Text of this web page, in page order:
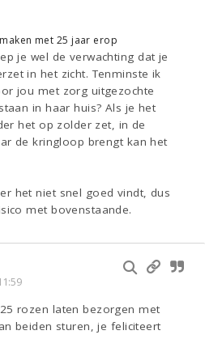
met 25 jaar erop
je wel de verwachting dat je
in het zicht. Tenminste ik
jou met zorg uitgezochte
in haar huis? Als je het
het op zolder zet, in de
de kringloop brengt kan het
het niet snel goed vindt, dus
met bovenstaande.
rozen laten bezorgen met
beiden sturen, je feliciteert